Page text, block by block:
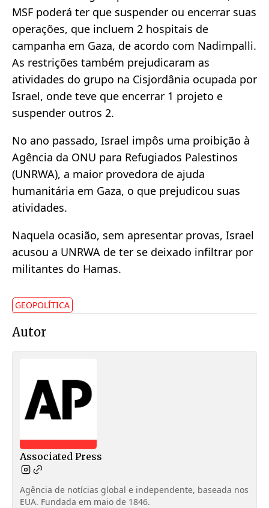
MSF poderá ter que suspender ou encerrar suas
operações, que incluem 2 hospitais de
campanha em Gaza, de acordo com Nadimpalli.
As restrições também prejudicaram as
atividades do grupo na Cisjordânia ocupada por
Israel, onde teve que encerrar 1 projeto e
suspender outros 2.
No ano passado, Israel impôs uma proibição à
Agência da ONU para Refugiados Palestinos
(UNRWA), a maior provedora de ajuda
humanitária em Gaza, o que prejudicou suas
atividades.
Naquela ocasião, sem apresentar provas, Israel
acusou a UNRWA de ter se deixado infiltrar por
militantes do Hamas.
GEOPOLÍTICA
Autor
Associated Press
Agência de notícias global e independente, baseada nos
EUA. Fundada em maio de 1846.